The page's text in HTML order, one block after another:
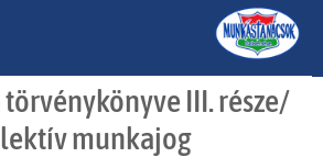
törvénykönyve III. része/
munkajog